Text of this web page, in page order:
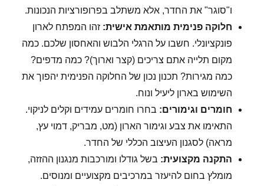
ו"סוגר" את החדר, אלא משתלב בפרופורציות הנכונות.
חלוקה פנימית מותאמת אישית: זהו המפתח לארון
פונקציונלי. חשבו על הרגלי הלבוש והאחסון שלכם. כמה
מקום תלייה אתם צריכים (קצר וארוך)? כמה מדפים?
כמה מגירות? תכנון נכון של החלוקה הפנימית יהפוך את
השימוש בארון ליעיל ונוח.
חומרים וגימורים: בחרו חומרים עמידים וקלים לניקוי.
התאימו את צבע וגימור הארון (מט, מבריק, דמוי עץ,
מראה) לסגנון העיצוב הכללי של החדר.
התקנה מקצועית: בשל גודלו ומורכבות מנגנון ההזזה,
מומלץ בחום להיעזר במרכיבים מקצועיים ומנוסים.